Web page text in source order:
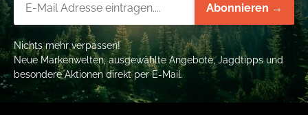
Abonnieren →
Nichts mehr verpassen!
Neue Markenwelten, ausgewählte Angebote, Jagdtipps und
besondere Aktionen direkt per E-Mail.